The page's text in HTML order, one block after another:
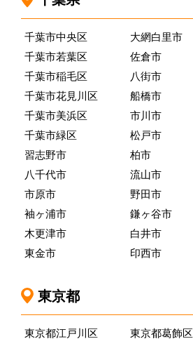
千葉市中央区
千葉市若葉区
千葉市稲毛区
千葉市花見川区
千葉市美浜区
千葉市緑区
習志野市
八千代市
市原市
袖ヶ浦市
木更津市
東金市
大網白里市
佐倉市
八街市
船橋市
市川市
松戸市
柏市
流山市
野田市
鎌ヶ谷市
白井市
印西市
東京都
東京都江戸川区 東京都葛飾区